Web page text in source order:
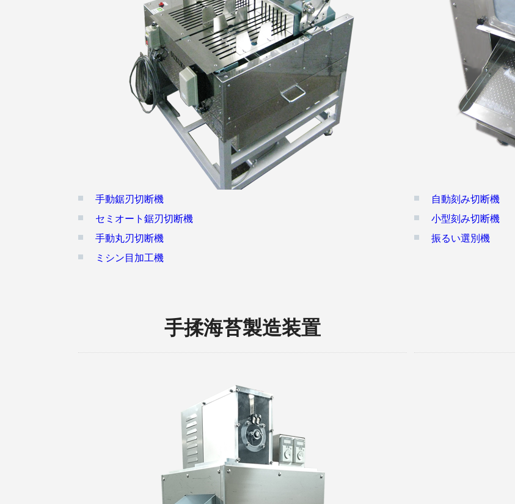
手動鋸刃切断機
セミオート鋸刃切断機
手動丸刃切断機
ミシン目加工機
自動刻み切断機
小型刻み切断機
振るい選別機
手揉海苔製造装置